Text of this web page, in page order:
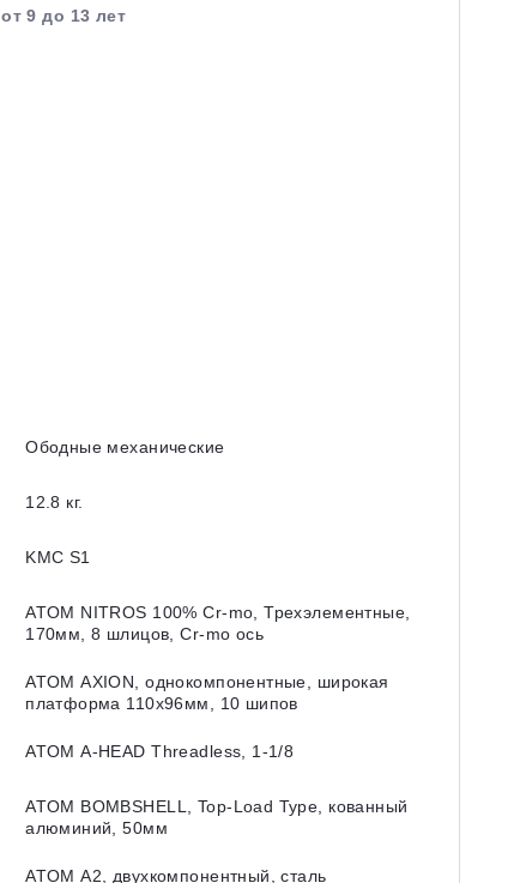
9 до 13 лет
Ободные механические
12.8 кг.
KMC S1
ATOM NITROS 100% Cr-mo, Трехэлементные,
170мм, 8 шлицов, Cr-mo ось
ATOM AXION, однокомпонентные, широкая
платформа 110x96мм, 10 шипов
ATOM A-HEAD Threadless, 1-1/8
ATOM BOMBSHELL, Top-Load Type, кованный
алюминий, 50мм
ATOM A2, двухкомпонентный, сталь